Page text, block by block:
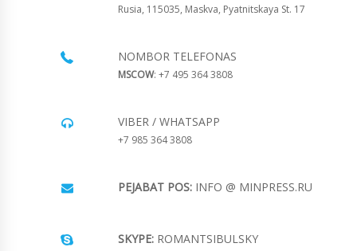
Rusia, 115035, Maskva, Pyatnitskaya St. 17
NOMBOR TELEFONAS
MSCOW: +7 495 364 3808
VIBER / WHATSAPP
+7 985 364 3808
PEJABAT POS: INFO @ MINPRESS.RU
SKYPE: ROMANTSIBULSKY